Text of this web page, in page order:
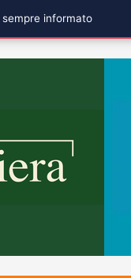
informato